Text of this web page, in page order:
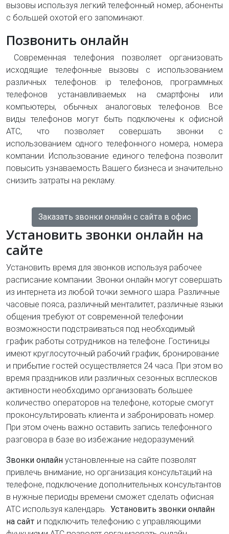
вызовы используя легкий телефонный номер, абоненты
с большей охотой его запоминают.
Позвонить онлайн
Современная телефония позволяет организовать
исходящие телефонные вызовы с использованием
различных телефонов: ip телефонов, программных
телефонов устанавливаемых на смартфоны или
компьютеры, обычных аналоговых телефонов. Все
виды телефонов могут быть подключены к офисной
АТС, что позволяет совершать звонки с
использованием одного телефонного номера, номера
компании. Использование единого телефона позволит
повысить узнаваемость Вашего бизнеса и значительно
снизить затраты на рекламу.
Заказать звонки онлайн с сайта в офис
Установить звонки онлайн на
сайте
Установить время для звонков используя рабочее
расписание компании. Звонки онлайн могут совершать
из интернета из любой точки земного шара. Различные
часовые пояса, различный менталитет, различные языки
общения требуют от современной телефонии
возможности подстраиваться под необходимый
график работы сотрудников на телефоне. Гостиницы
имеют круглосуточный рабочий график, бронирование
и прибытие гостей осуществляется 24 часа. При этом во
время праздников или различных сезонных всплесков
активности необходимо организовать большее
количество операторов на телефоне, которые смогут
проконсультировать клиента и забронировать номер.
При этом очень важно оставить запись телефонного
разговора в базе во избежание недоразумений.
Звонки онлайн установленные на сайте позволят
привлечь внимание, но организация консультаций на
телефоне, подключение дополнительных консультантов
в нужные периоды времени сможет сделать офисная
АТС используя календарь. Установить звонки онлайн
на сайт и подключить телефонию с управляющими